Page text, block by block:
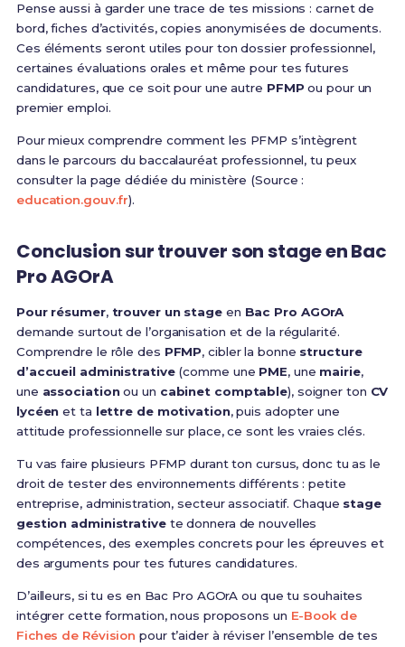
Pense aussi à garder une trace de tes missions : carnet de
bord, fiches d’activités, copies anonymisées de documents.
Ces éléments seront utiles pour ton dossier professionnel,
certaines évaluations orales et même pour tes futures
candidatures, que ce soit pour une autre PFMP ou pour un
premier emploi.
Pour mieux comprendre comment les PFMP s’intègrent
dans le parcours du baccalauréat professionnel, tu peux
consulter la page dédiée du ministère (Source :
education.gouv.fr).
Conclusion sur trouver son stage en Bac
Pro AGOrA
Pour résumer, trouver un stageen Bac Pro AGOrA
demande surtout de l’organisation et de la régularité.
Comprendre le rôle des PFMP, cibler la bonne structure
d’accueil administrative(comme une PME, une mairie,
une associationou un cabinet comptable), soigner ton CV
lycéen et ta lettre de motivation, puis adopter une
attitude professionnelle sur place, ce sont les vraies clés.
Tu vas faire plusieurs PFMP durant ton cursus, donc tu as le
droit de tester des environnements différents : petite
entreprise, administration, secteur associatif. Chaque stage
gestion administrativete donnera de nouvelles
compétences, des exemples concrets pour les épreuves et
des arguments pour tes futures candidatures.
D’ailleurs, si tu es en Bac Pro AGOrA ou que tu souhaites
intégrer cette formation, nous proposons un E-Book de
Fiches de Révision pour t’aider à réviser l’ensemble de tes